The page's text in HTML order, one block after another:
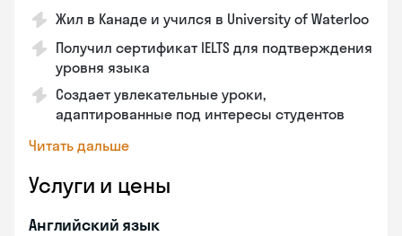
Жил в Канаде и учился в University of Waterloo
Получил сертификат IELTS для подтверждения
уровня языка
Создает увлекательные уроки,
адаптированные под интересы студентов
Читать дальше
Услуги и цены
Английский язык